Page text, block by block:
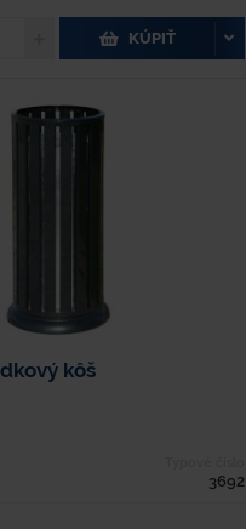
KÚPIŤ
kôš
3692